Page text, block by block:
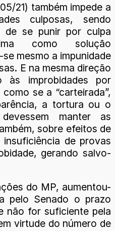
21) também impede a
culposas, sendo
de se punir por culpa
como solução
mesmo a impunidade
E na mesma direção
às improbidades por
se a “carteirada”,
a tortura ou o
manter as
sobre efeitos de
de provas
gerando salvo-
do MP, aumentou-
pelo Senado o prazo
não for suficiente pela
virtude do número de